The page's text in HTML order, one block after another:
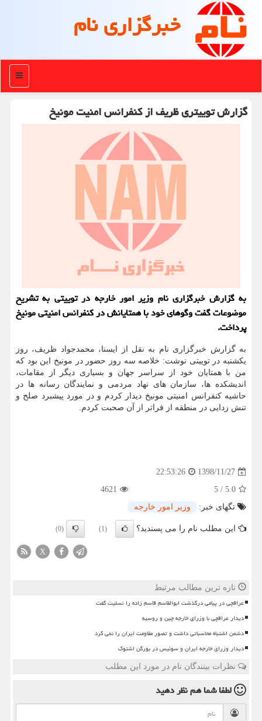
خبرگزاری نام
منو
گزارش توییتری ظریف از كنفرانس امنیت مونیخ
به گزارش خبرگزاری نام وزیر امور خارجه در توییتی به تشریح
موضوعات گفت وگوهای خود با همتایانش در كنفرانس امنیتی مونیخ
پرداخت.
به گزارش خبرگزاری نام به نقل از ایسنا، محمدجواد ظریف، روز
یكشنبه در توییتی نوشت: خلاصه سه روز حضور در مونیخ این بود كه
من با همتایان خود از سراسر جهان و بسیاری دیگر از مقامات،
اندیشكده ها، سازمان های نهاد مردمی و نمایندگان رسانه ها در
حاشیه كنفرانس امنیتی مونیخ دیدار كردم و در مورد پیشبرد صلح و
تنش زدایی در منطقه از فراتر از آن صحبت كردم.
1398/11/27
22:53:26
5.0
/
5
4621
تگهای خبر:
وزیر امور خارجه
این مطلب نام را می پسندید؟ (1)
(0)
X
تازه ترین مطالب مرتبط
عراقچی در پیامی درگذشت ابوالقاسم قاسم زاده را تسلیت گفت
دیدار عراقچی با وزرای خارجه چین و روسیه
دشمن اشتباه محاسباتی داشت و تصور مقاومت ایران را نمی کرد
دیدار وزرای خارجه ایران و سوئیس در بورگن اشتوک
نظرات بینندگان نام در مورد این مطلب
لطفا شما همنظر دهید